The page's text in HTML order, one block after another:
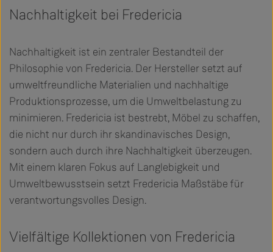
Nachhaltigkeit bei Fredericia
Nachhaltigkeit ist ein zentraler Bestandteil der
Philosophie von Fredericia. Der Hersteller setzt auf
umweltfreundliche Materialien und nachhaltige
Produktionsprozesse, um die Umweltbelastung zu
minimieren. Fredericia ist bestrebt, Möbel zu schaffen,
die nicht nur durch ihr skandinavisches Design,
sondern auch durch ihre Nachhaltigkeit überzeugen.
Mit einem klaren Fokus auf Langlebigkeit und
Umweltbewusstsein setzt Fredericia Maßstäbe für
verantwortungsvolles Design.
Vielfältige Kollektionen von Fredericia